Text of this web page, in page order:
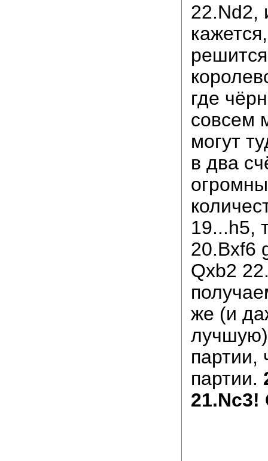
22.Nd2,
где
совсем
могут
в два
19...h5,
20.Bxf6
Qxb2
же (и
партии,
партии.
21.Nc3!